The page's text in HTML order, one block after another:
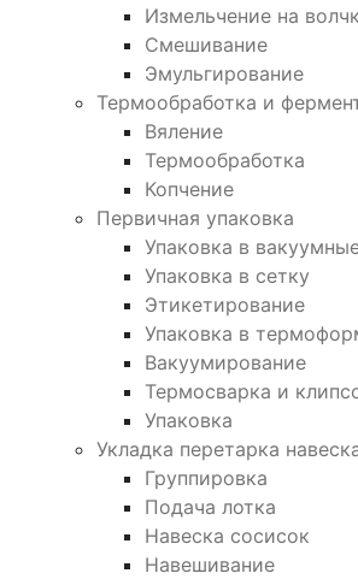
Измельчение на
Смешивание
Эмульгирование
Термообработка и
Вяление
Термообработка
Копчение
Первичная упаковка
Упаковка в
Упаковка в сетку
Этикетирование
Упаковка в
Вакуумирование
Термосварка и
Упаковка
Укладка перетарка
Группировка
Подача лотка
Навеска сосисок
Навешивание